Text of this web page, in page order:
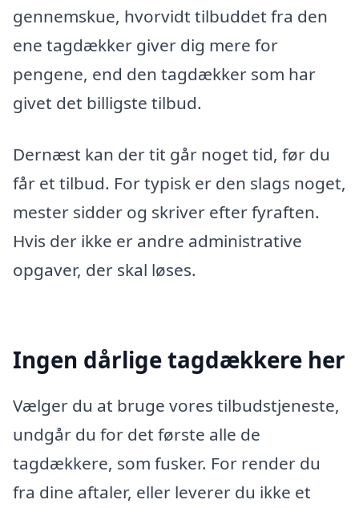
gennemskue, hvorvidt tilbuddet fra den
ene tagdækker giver dig mere for
pengene, end den tagdækker som har
givet det billigste tilbud.
Dernæst kan der tit går noget tid, før du
får et tilbud. For typisk er den slags noget,
mester sidder og skriver efter fyraften.
Hvis der ikke er andre administrative
opgaver, der skal løses.
Ingen dårlige tagdækkere her
Vælger du at bruge vores tilbudstjeneste,
undgår du for det første alle de
tagdækkere, som fusker. For render du
fra dine aftaler, eller leverer du ikke et